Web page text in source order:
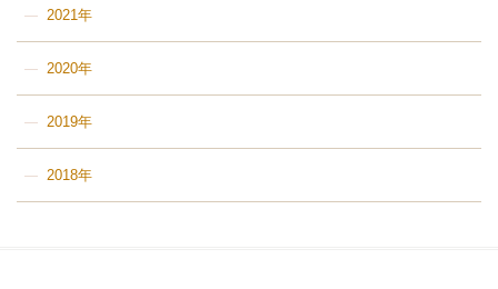
2021年
2020年
2019年
2018年